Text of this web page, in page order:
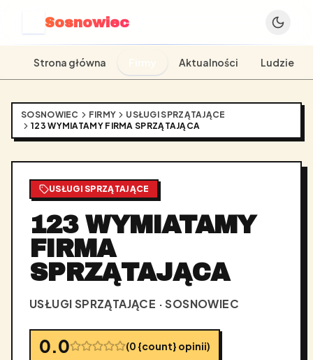
Sosnowiec
Strona główna Aktualności Ludzie
SOSNOWIEC FIRMY
USŁUGI SPRZĄTAJĄCE
123 WYMIATAMY FIRMA SPRZĄTAJĄCA
USŁUGI SPRZĄTAJĄCE
123 WYMIATAMY
FIRMA
SPRZĄTAJĄCA
USŁUGI SPRZĄTAJĄCE · SOSNOWIEC
0.0 (0 {count} opinii)